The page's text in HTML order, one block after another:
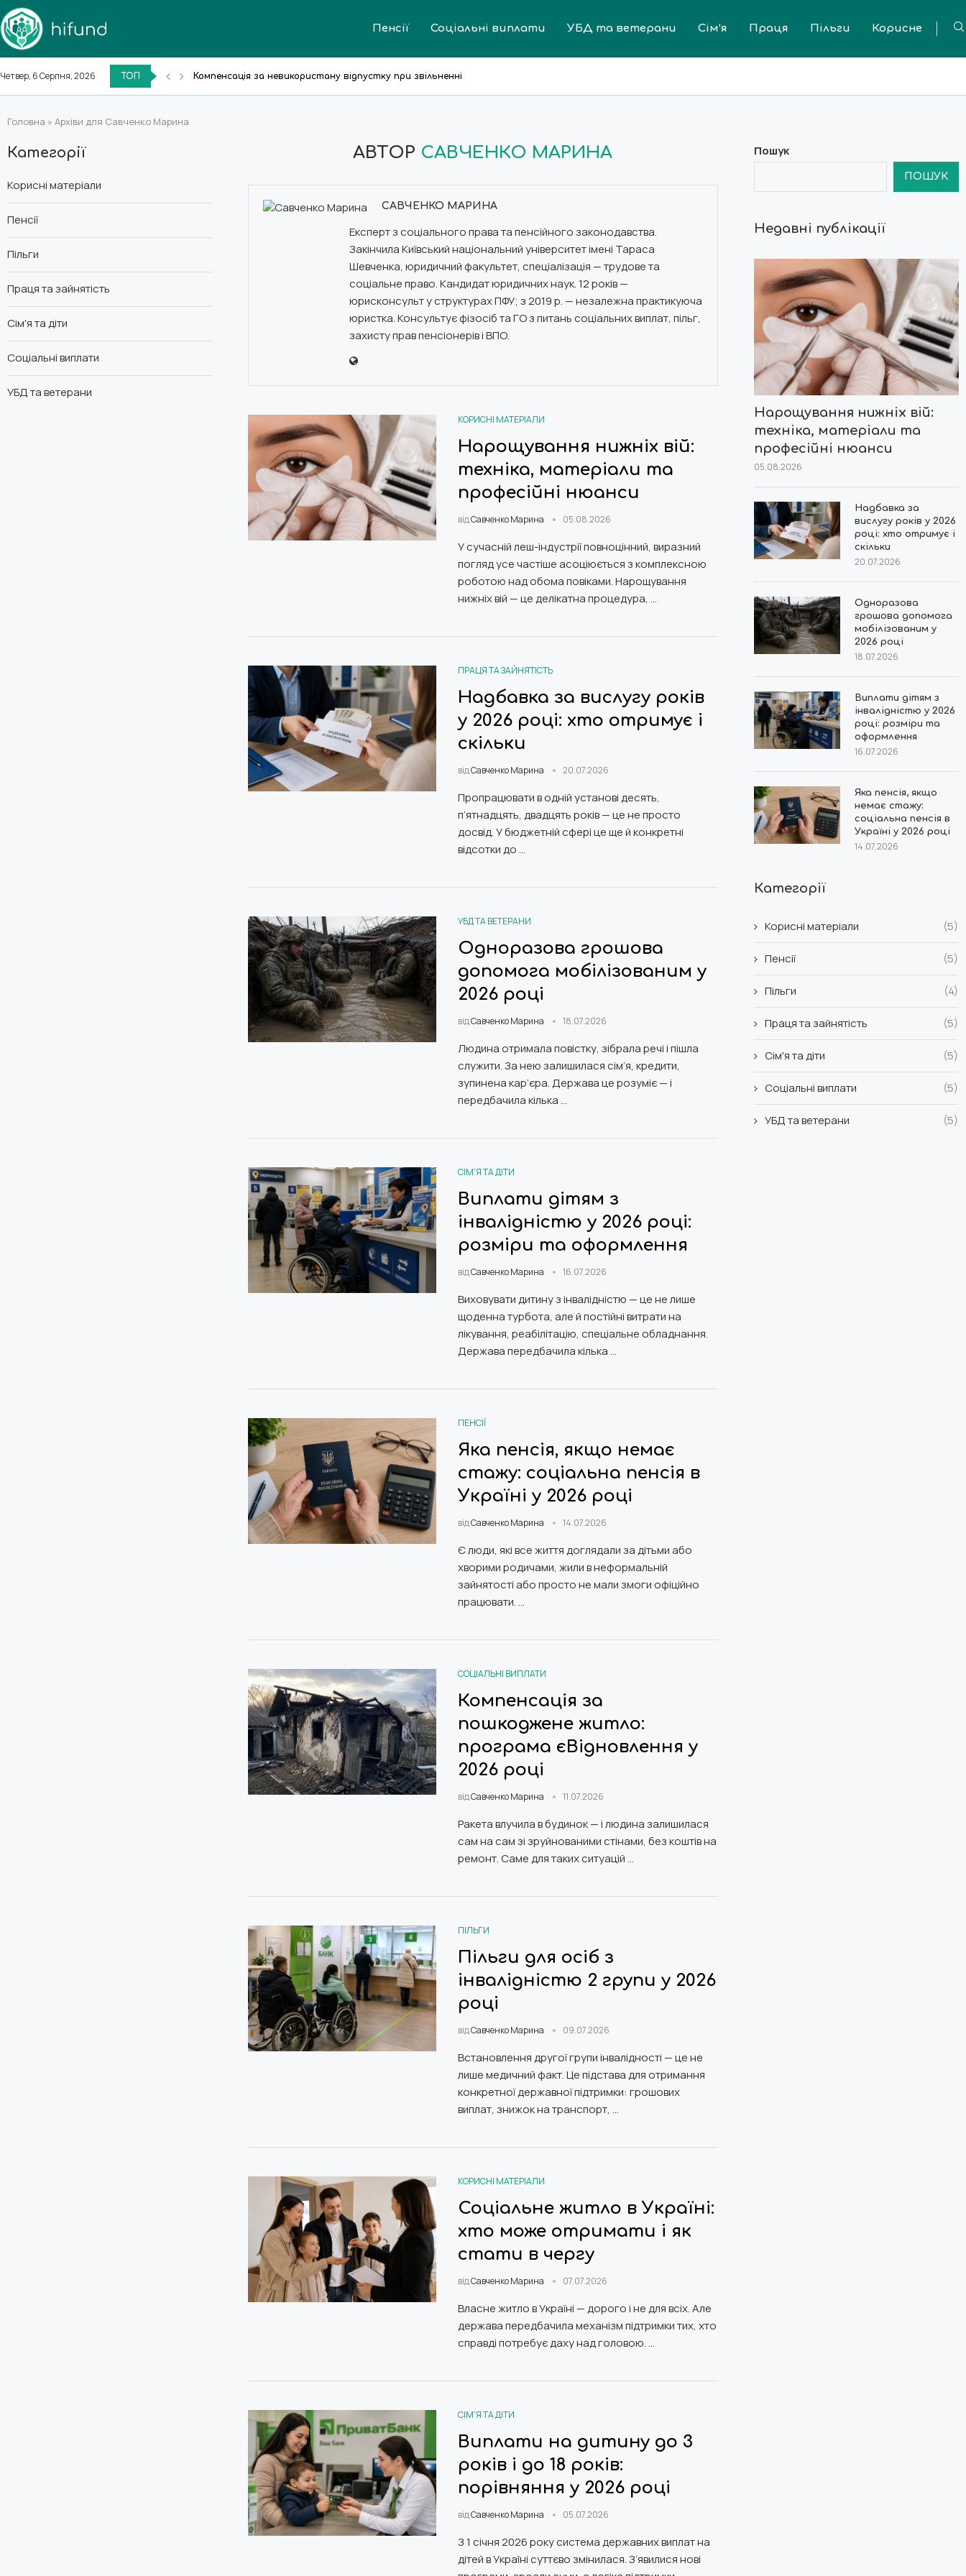
Пенсії Соціальні виплати УБД та ветерани Сім’я Праця Пільги Корисне
Четвер, 6 Серпня, 2026 ТОП Компенсація за невикористану відпустку при звільненні
Головна » Архіви для Савченко Марина
АВТОР САВЧЕНКО МАРИНА
САВЧЕНКО МАРИНА
Експерт з соціального права та пенсійного законодавства.
Закінчила Київський національний університет імені Тараса
Шевченка, юридичний факультет, спеціалізація — трудове та
соціальне право. Кандидат юридичних наук. 12 років —
юрисконсульт у структурах ПФУ; з 2019 р. — незалежна практикуюча
юристка. Консультує фізосіб та ГО з питань соціальних виплат, пільг,
захисту прав пенсіонерів і ВПО.
КОРИСНІ МАТЕРІАЛИ
Нарощування нижніх вій:
техніка, матеріали та
професійні нюанси
відСавченко Марина 05.08.2026
У сучасній леш-індустрії повноцінний, виразний
погляд усе частіше асоціюється з комплексною
роботою над обома повіками. Нарощування
нижніх вій — це делікатна процедура, …
ПРАЦЯ ТА ЗАЙНЯТІСТЬ
Надбавка за вислугу років
у 2026 році: хто отримує і
скільки
відСавченко Марина 20.07.2026
Пропрацювати в одній установі десять,
п’ятнадцять, двадцять років — це не просто
досвід. У бюджетній сфері це ще й конкретні
відсотки до …
УБД ТА ВЕТЕРАНИ
Одноразова грошова
допомога мобілізованим у
2026 році
відСавченко Марина 18.07.2026
Людина отримала повістку, зібрала речі і пішла
служити. За нею залишилася сім’я, кредити,
зупинена кар’єра. Держава це розуміє — і
передбачила кілька …
СІМ'Я ТА ДІТИ
Виплати дітям з
інвалідністю у 2026 році:
розміри та оформлення
відСавченко Марина 16.07.2026
Виховувати дитину з інвалідністю — це не лише
щоденна турбота, але й постійні витрати на
лікування, реабілітацію, спеціальне обладнання.
Держава передбачила кілька …
ПЕНСІЇ
Яка пенсія, якщо немає
стажу: соціальна пенсія в
Україні у 2026 році
відСавченко Марина 14.07.2026
Є люди, які все життя доглядали за дітьми або
хворими родичами, жили в неформальній
зайнятості або просто не мали змоги офіційно
працювати. …
СОЦІАЛЬНІ ВИПЛАТИ
Компенсація за
пошкоджене житло:
програма єВідновлення у
2026 році
відСавченко Марина 11.07.2026
Ракета влучила в будинок — і людина залишилася
сам на сам зі зруйнованими стінами, без коштів на
ремонт. Саме для таких ситуацій …
ПІЛЬГИ
Пільги для осіб з
інвалідністю 2 групи у 2026
році
відСавченко Марина 09.07.2026
Встановлення другої групи інвалідності — це не
лише медичний факт. Це підстава для отримання
конкретної державної підтримки: грошових
виплат, знижок на транспорт, …
КОРИСНІ МАТЕРІАЛИ
Соціальне житло в Україні:
хто може отримати і як
стати в чергу
відСавченко Марина 07.07.2026
Власне житло в Україні — дорого і не для всіх. Але
держава передбачила механізм підтримки тих, хто
справді потребує даху над головою. …
СІМ'Я ТА ДІТИ
Виплати на дитину до 3
років і до 18 років:
порівняння у 2026 році
відСавченко Марина 05.07.2026
З 1 січня 2026 року система державних виплат на
дітей в Україні суттєво змінилася. З’явилися нові
Пошук
ПОШУК
Недавні публікації
Нарощування нижніх вій:
техніка, матеріали та
професійні нюанси
05.08.2026
Надбавка за
вислугу років у 2026
році: хто отримує і
скільки
20.07.2026
Одноразова
грошова допомога
мобілізованим у
2026 році
18.07.2026
Виплати дітям з
інвалідністю у 2026
році: розміри та
оформлення
16.07.2026
Яка пенсія, якщо
немає стажу:
соціальна пенсія в
Україні у 2026 році
14.07.2026
Категорії
Корисні матеріали (5)
Пенсії (5)
Пільги (4)
Праця та зайнятість (5)
Сім'я та діти (5)
Соціальні виплати (5)
УБД та ветерани (5)
Категорії
Корисні матеріали
Пенсії
Пільги
Праця та зайнятість
Сім'я та діти
Соціальні виплати
УБД та ветерани